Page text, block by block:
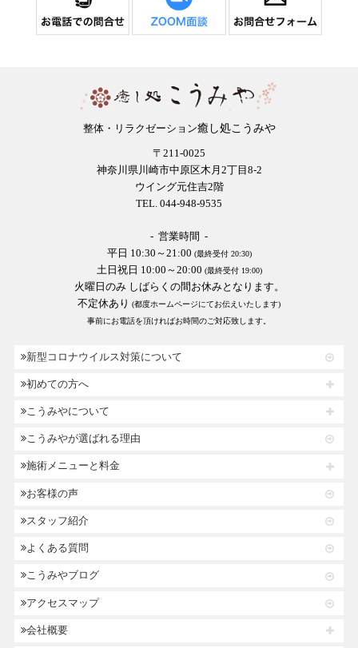
整体・リラクゼーション癒し処こうみや
〒211-0025
神奈川県川崎市中原区木月2丁目8-2
ウイング元住吉2階
TEL. 044-948-9535
- 営業時間 -
平日 10:30～21:00 (最終受付 20:30)
土日祝日 10:00～20:00 (最終受付 19:00)
火曜日のみ しばらくの間お休みとなります。
不定休あり (都度ホームページにてお伝えいたします)
事前にお電話を頂ければお時間のご対応致します。
新型コロナウイルス対策について
初めての方へ
こうみやについて
こうみやが選ばれる理由
施術メニューと料金
お客様の声
スタッフ紹介
よくある質問
こうみやブログ
アクセスマップ
会社概要